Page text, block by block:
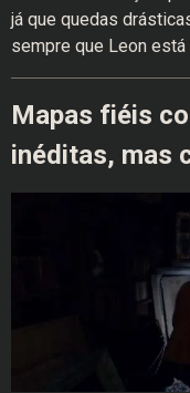
já que quedas
sempre que Leon está
Mapas fiéis
inéditas, mas